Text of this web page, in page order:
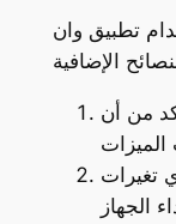
تطبيق وان
من أن
تغيرات